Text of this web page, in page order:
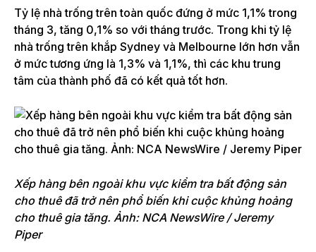
Tỷ lệ nhà trống trên toàn quốc đứng ở mức 1,1% trong
tháng 3, tăng 0,1% so với tháng trước. Trong khi tỷ lệ
nhà trống trên khắp Sydney và Melbourne lớn hơn vẫn
ở mức tương ứng là 1,3% và 1,1%, thì các khu trung
tâm của thành phố đã có kết quả tốt hơn.
Xếp hàng bên ngoài khu vực kiểm tra bất động sản
cho thuê đã trở nên phổ biến khi cuộc khủng hoảng
cho thuê gia tăng. Ảnh: NCA NewsWire / Jeremy
Piper